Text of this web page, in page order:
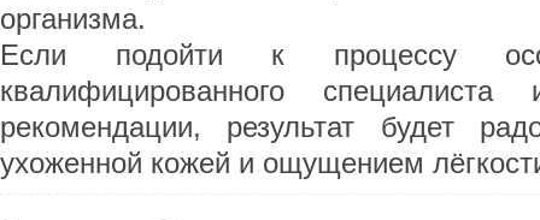
организма.
Если подойти к процессу
квалифицированного
рекомендации, результат будет
ухоженной кожей и ощущением